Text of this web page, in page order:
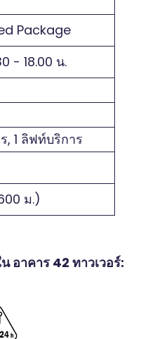
Package
- 18.00 น.
1 ลิฟท์บริการ
ม.)
อาคาร 42 ทาวเวอร์: